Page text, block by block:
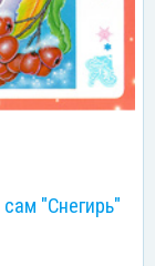
"Снегирь"